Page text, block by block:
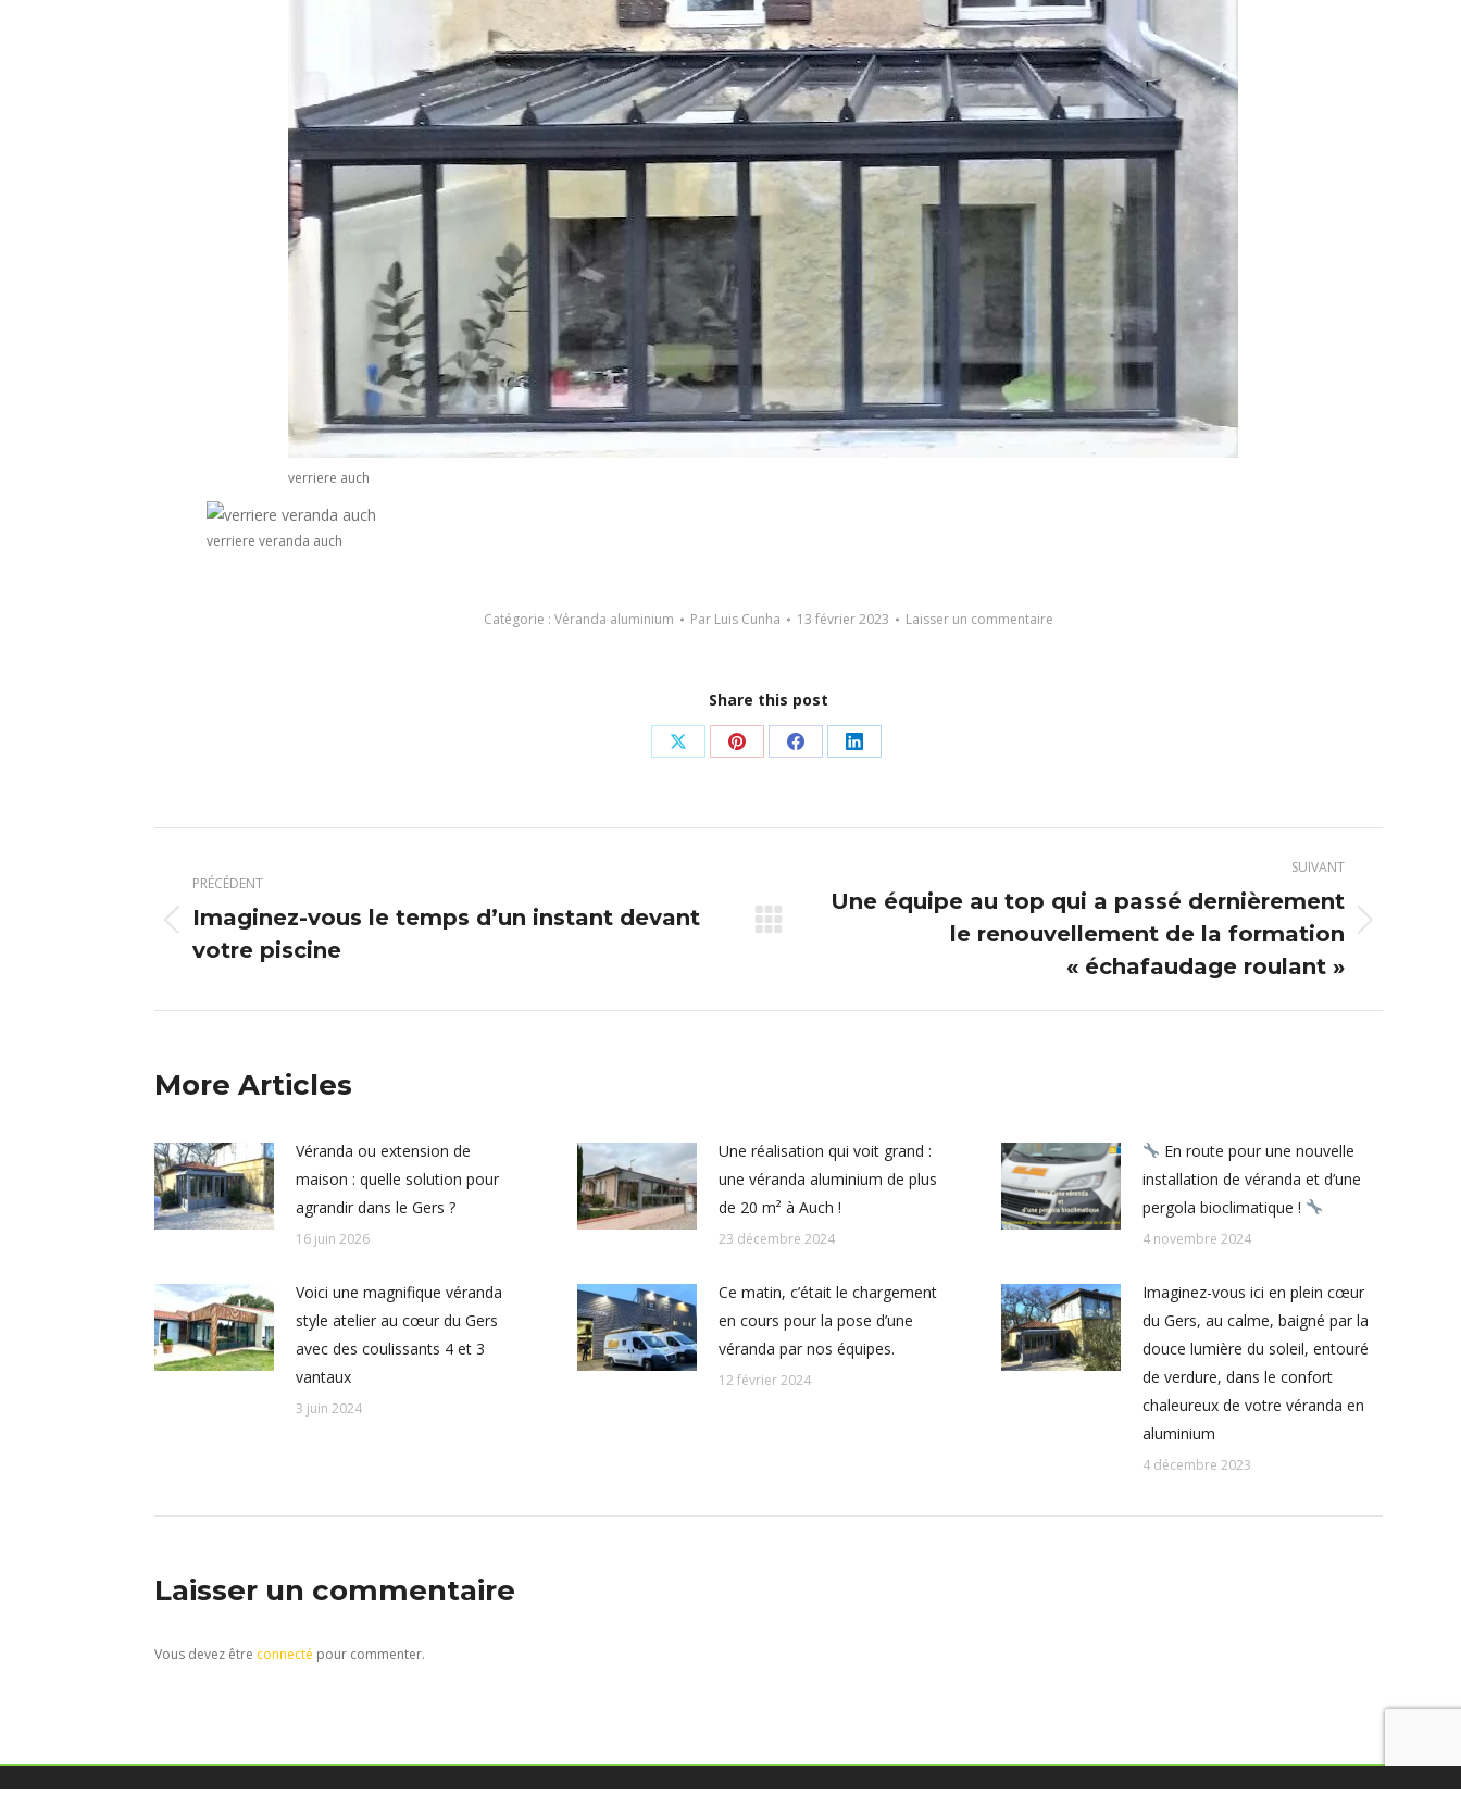
verriere auch
verriere veranda auch
Catégorie : Véranda aluminium Par Luis Cunha 13 février 2023 Laisser un commentaire
Share this post
Partager
X
Partager
Pinterest
Partager
Facebook
Partager
LinkedIn
article
PRÉCÉDENT
Article
précédent
Imaginez-vous le temps d’un instant devant
votre piscine
SUIVANT
Une équipe au top qui a passé dernièrement
le renouvellement de la formation
« échafaudage roulant »
More Articles
Véranda ou extension de
maison : quelle solution pour
agrandir dans le Gers ?
16 juin 2026
Une réalisation qui voit grand :
une véranda aluminium de plus
de 20 m² à Auch !
23 décembre 2024
En route pour une nouvelle
installation de véranda et d’une
pergola bioclimatique !
4 novembre 2024
Voici une magnifique véranda
style atelier au cœur du Gers
avec des coulissants 4 et 3
vantaux
3 juin 2024
Ce matin, c’était le chargement
en cours pour la pose d’une
véranda par nos équipes.
12 février 2024
Imaginez-vous ici en plein cœur
du Gers, au calme, baigné par la
douce lumière du soleil, entouré
de verdure, dans le confort
chaleureux de votre véranda en
aluminium
4 décembre 2023
Laisser un commentaire
Vous devez être connecté pour commenter.